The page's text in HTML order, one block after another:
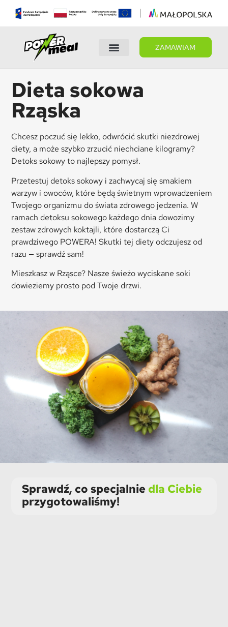
ZAMAWIAM
Dieta sokowa
Rząska
Chcesz poczuć się lekko, odwrócić skutki niezdrowej
diety, a może szybko zrzucić niechciane kilogramy?
Detoks sokowy to najlepszy pomysł.
Przetestuj detoks sokowy i zachwycaj się smakiem
warzyw i owoców, które będą świetnym wprowadzeniem
Twojego organizmu do świata zdrowego jedzenia. W
ramach detoksu sokowego każdego dnia dowozimy
zestaw zdrowych koktajli, które dostarczą Ci
prawdziwego POWERA! Skutki tej diety odczujesz od
razu — sprawdź sam!
Mieszkasz w Rząsce? Nasze świeżo wyciskane soki
dowieziemy prosto pod Twoje drzwi.
Sprawdź, co specjalnie dla Ciebie
przygotowaliśmy!